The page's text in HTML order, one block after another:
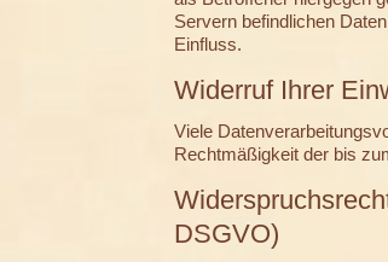
Servern befindlichen
Einfluss.
Widerruf Ihrer
Viele
Rechtmäßigkeit der bis
DSGVO)